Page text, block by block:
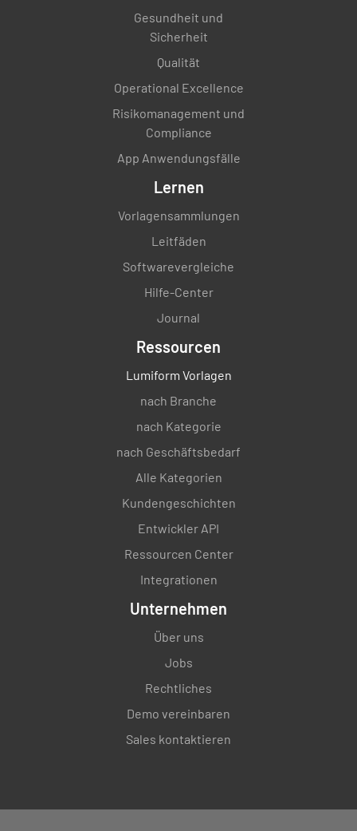
Gesundheit und
Sicherheit
Qualität
Operational Excellence
Risikomanagement und
Compliance
App Anwendungsfälle
Lernen
Vorlagensammlungen
Leitfäden
Softwarevergleiche
Hilfe-Center
Journal
Ressourcen
Lumiform Vorlagen
nach Branche
nach Kategorie
nach Geschäftsbedarf
Alle Kategorien
Kundengeschichten
Entwickler API
Ressourcen Center
Integrationen
Unternehmen
Über uns
Jobs
Rechtliches
Demo vereinbaren
Sales kontaktieren